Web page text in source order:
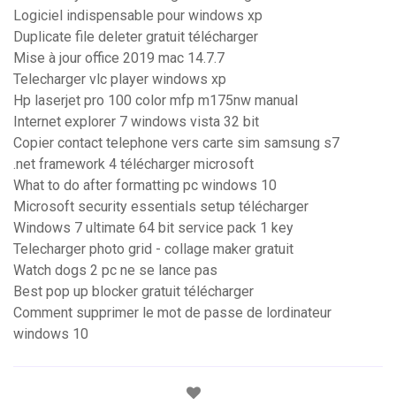
Logiciel indispensable pour windows xp
Duplicate file deleter gratuit télécharger
Mise à jour office 2019 mac 14.7.7
Telecharger vlc player windows xp
Hp laserjet pro 100 color mfp m175nw manual
Internet explorer 7 windows vista 32 bit
Copier contact telephone vers carte sim samsung s7
.net framework 4 télécharger microsoft
What to do after formatting pc windows 10
Microsoft security essentials setup télécharger
Windows 7 ultimate 64 bit service pack 1 key
Telecharger photo grid - collage maker gratuit
Watch dogs 2 pc ne se lance pas
Best pop up blocker gratuit télécharger
Comment supprimer le mot de passe de lordinateur
windows 10